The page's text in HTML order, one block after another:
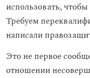
использовать,
Требуем
написали
Это не первое
отношении